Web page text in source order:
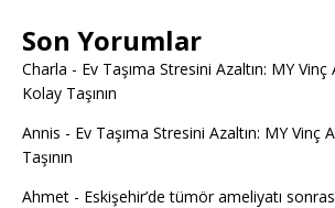
Son Yorumlar
Charla - Ev Taşıma Stresini Azaltın: MY
Kolay Taşının
Annis - Ev Taşıma Stresini Azaltın: MY Vinç
Taşının
Ahmet - Eskişehir’de tümör ameliyatı